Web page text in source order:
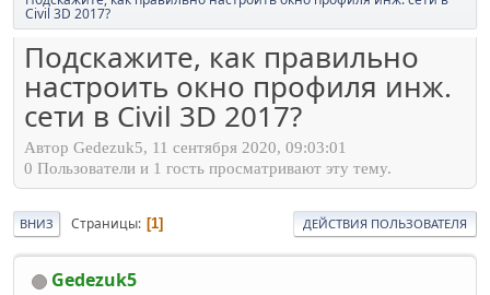
Civil 3D 2017?
Подскажите, как правильно
настроить окно профиля инж.
сети в Civil 3D 2017?
Автор Gedezuk5, 11 сентября 2020, 09:03:01
0 Пользователи и 1 гость просматривают эту тему.
ВНИЗ Страницы 1 ДЕЙСТВИЯ ПОЛЬЗОВАТЕЛЯ
Gedezuk5